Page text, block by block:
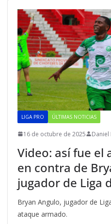
LIGA PRO ÚLTIMAS NOTICIAS
16 de octubre de 2025 Daniel
Video: así fue el
en contra de
jugador de Liga
Bryan Angulo, jugador de
ataque armado.